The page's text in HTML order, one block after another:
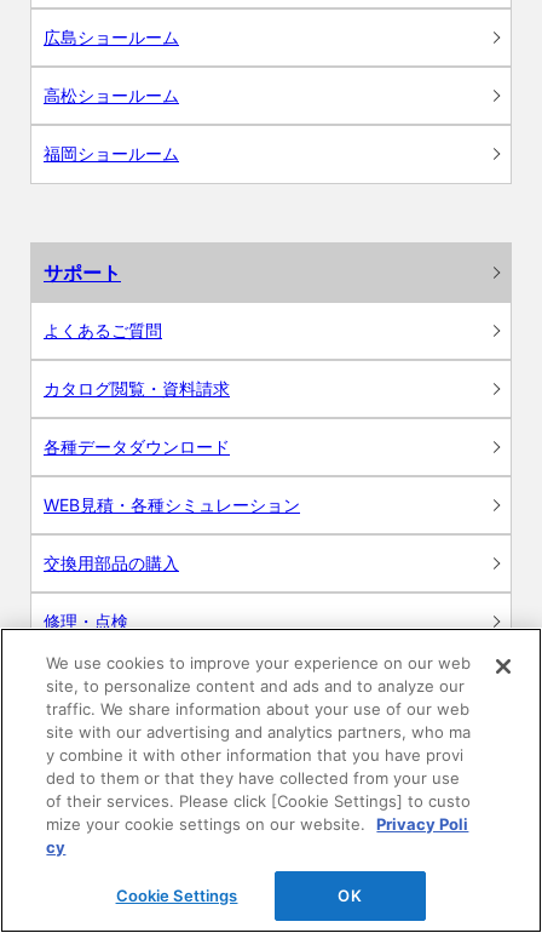
広島ショールーム
高松ショールーム
福岡ショールーム
サポート
よくあるご質問
カタログ閲覧・資料請求
各種データダウンロード
WEB見積・各種シミュレーション
交換用部品の購入
修理・点検
お問い合わせ
ログイン
建築・設計関係者様向けサイト
ユーザー登録サービス
WEB見積システム
We use cookies to improve your experience on our web
site, to personalize content and ads and to analyze our
traffic. We share information about your use of our web
site with our advertising and analytics partners, who ma
y combine it with other information that you have provi
ded to them or that they have collected from your use
of their services. Please click [Cookie Settings] to custo
mize your cookie settings on our website.
Privacy Poli
cy
Cookie Settings OK